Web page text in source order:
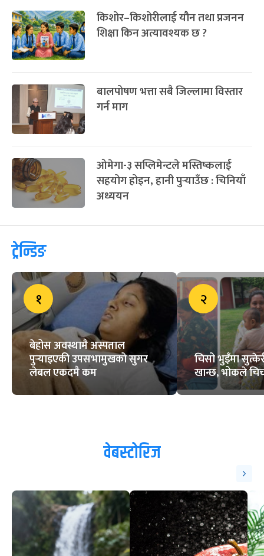
किशोर–किशोरीलाई यौन तथा प्रजनन
शिक्षा किन अत्यावश्यक छ ?
बालपोषण भत्ता सबै जिल्लामा विस्तार
गर्न माग
ओमेगा-३ सप्लिमेन्टले मस्तिष्कलाई
सहयोग होइन, हानी पुर्‍याउँछ : चिनियाँ
अध्ययन
ट्रेन्डिङ
१
बेहोस अवस्थामै अस्पताल
पुर्‍याइएकी उपसभामुखको सुगर
लेबल एकदमै कम
२
चिसो भुइँमा
खान्छ, भोकले
वेबस्टोरिज